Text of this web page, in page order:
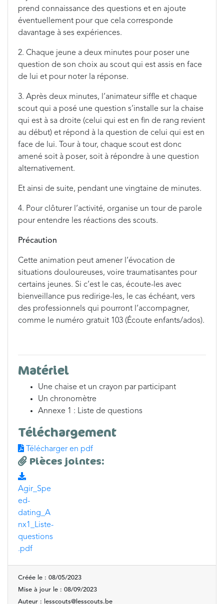
prend connaissance des questions et en ajoute
éventuellement pour que cela corresponde
davantage à ses expériences.
2. Chaque jeune a deux minutes pour poser une
question de son choix au scout qui est assis en face
de lui et pour noter la réponse.
3. Après deux minutes, l’animateur siffle et chaque
scout qui a posé une question s’installe sur la chaise
qui est à sa droite (celui qui est en fin de rang revient
au début) et répond à la question de celui qui est en
face de lui. Tour à tour, chaque scout est donc
amené soit à poser, soit à répondre à une question
alternativement.
Et ainsi de suite, pendant une vingtaine de minutes.
4. Pour clôturer l’activité, organise un tour de parole
pour entendre les réactions des scouts.
Précaution
Cette animation peut amener l’évocation de
situations douloureuses, voire traumatisantes pour
certains jeunes. Si c’est le cas, écoute-les avec
bienveillance pus redirige-les, le cas échéant, vers
des professionnels qui pourront l’accompagner,
comme le numéro gratuit 103 (Écoute enfants/ados).
Matériel
Une chaise et un crayon par participant
Un chronomètre
Annexe 1 : Liste de questions
Téléchargement
Télécharger en pdf
Pièces jointes:
Agir_Spe
ed-
dating_A
nx1_Liste-
questions
.pdf
Créée le : 08/05/2023
Mise à jour le : 08/09/2023
Auteur : lesscouts@lesscouts.be